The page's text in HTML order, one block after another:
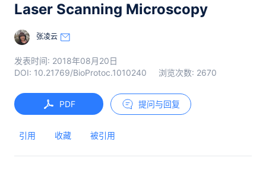
Laser Scanning Microscopy
张凌云
发表时间: 2018年08月20日
DOI: 10.21769/BioProtoc.1010240 浏览次数: 2670
PDF 提问与回复
引用 收藏 被引用